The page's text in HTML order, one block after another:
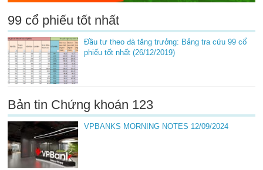
99 cổ phiếu tốt nhất
Đầu tư theo đà tăng trưởng: Bảng tra cứu 99 cổ
phiếu tốt nhất (26/12/2019)
Bản tin Chứng khoán 123
VPBANKS MORNING NOTES 12/09/2024